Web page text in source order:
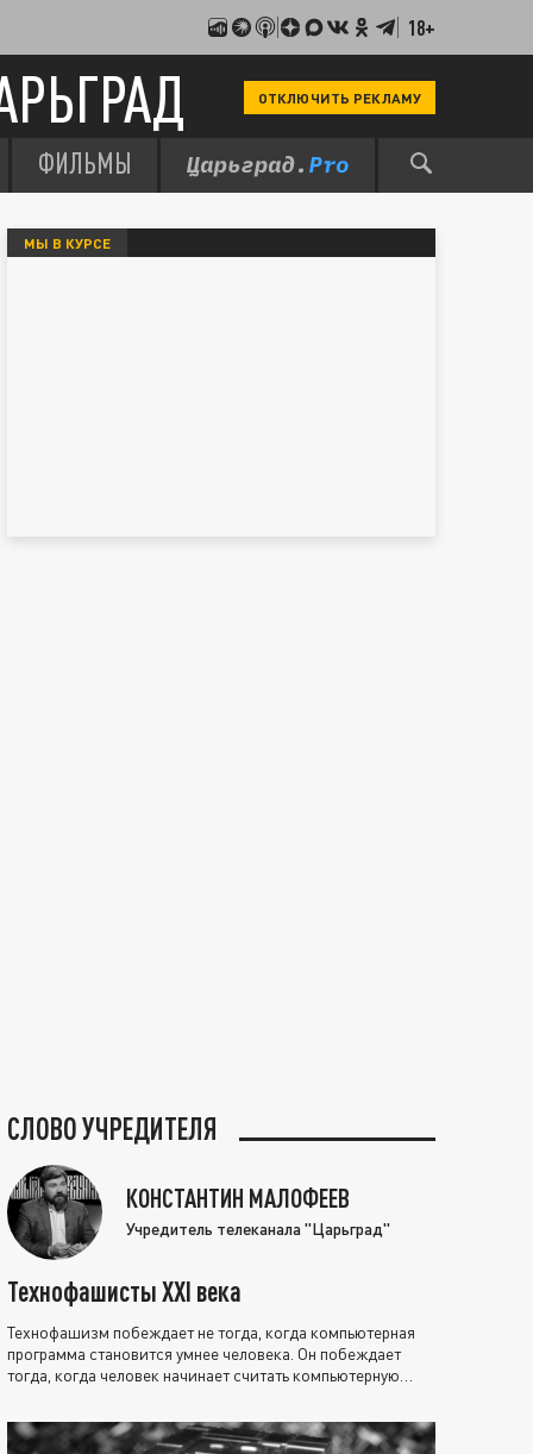
18+
ОТКЛЮЧИТЬ РЕКЛАМУ
ФИЛЬМЫ
МЫ В КУРСЕ
СЛОВО УЧРЕДИТЕЛЯ
КОНСТАНТИН МАЛОФЕЕВ
Учредитель телеканала "Царьград"
Технофашисты XXI века
Технофашизм побеждает не тогда, когда компьютерная
программа становится умнее человека. Он побеждает
тогда, когда человек начинает считать компьютерную